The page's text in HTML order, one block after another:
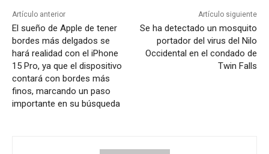
Artículo anterior
El sueño de Apple de tener
bordes más delgados se
hará realidad con el iPhone
15 Pro, ya que el dispositivo
contará con bordes más
finos, marcando un paso
importante en su búsqueda
Artículo siguiente
Se ha detectado un mosquito
portador del virus del Nilo
Occidental en el condado de
Twin Falls